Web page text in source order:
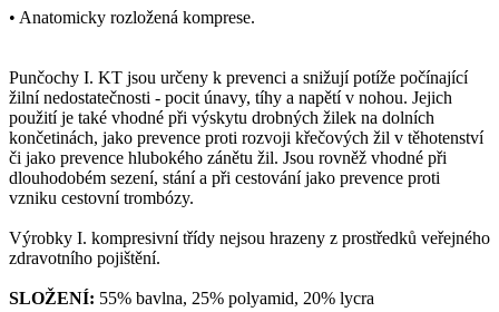
• Anatomicky rozložená komprese.
Punčochy I. KT jsou určeny k prevenci a snižují potíže počínající
žilní nedostatečnosti - pocit únavy, tíhy a napětí v nohou. Jejich
použití je také vhodné při výskytu drobných žilek na dolních
končetinách, jako prevence proti rozvoji křečových žil v těhotenství
či jako prevence hlubokého zánětu žil. Jsou rovněž vhodné při
dlouhodobém sezení, stání a při cestování jako prevence proti
vzniku cestovní trombózy.
Výrobky I. kompresivní třídy nejsou hrazeny z prostředků veřejného
zdravotního pojištění.
SLOŽENÍ: 55% bavlna, 25% polyamid, 20% lycra